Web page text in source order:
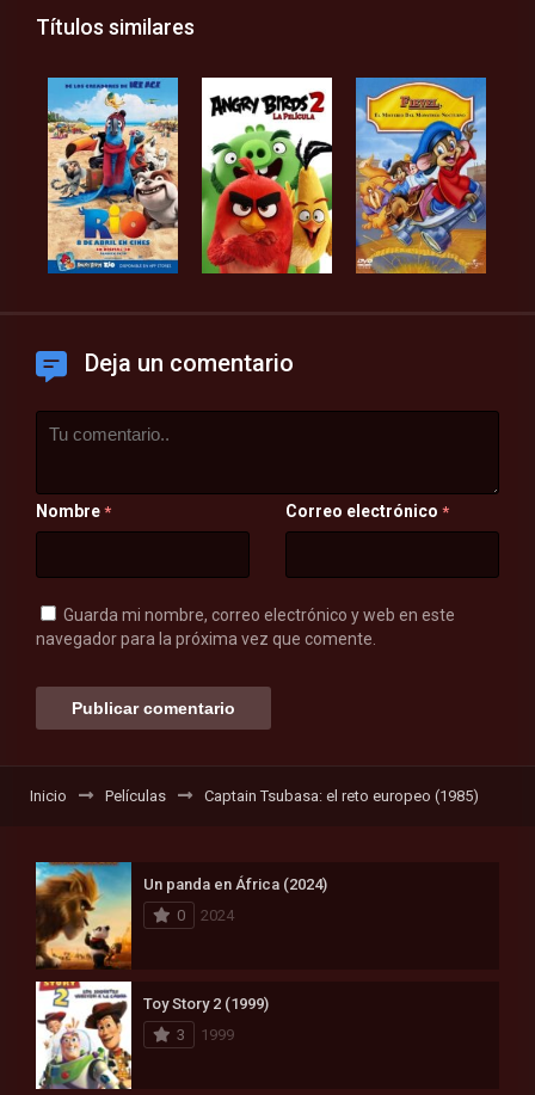
Títulos similares
Deja un comentario
Nombre * Correo electrónico *
Guarda mi nombre, correo electrónico y web en este
navegador para la próxima vez que comente.
Inicio Películas Captain Tsubasa: el reto europeo (1985)
Un panda en África (2024)
0
2024
Toy Story 2 (1999)
3
1999